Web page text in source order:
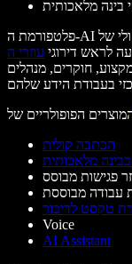
בינה מלאכותית
לראש דירוגי
חוקרים, מנהלים
הכתבה קולית
מלאכותית
טקסט לדיבור
Voice
AI Assistant